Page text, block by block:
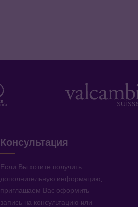
Консультация
Если Вы хотите получить
дополнительную информацию,
приглашаем Вас оформить
запись на консультацию или